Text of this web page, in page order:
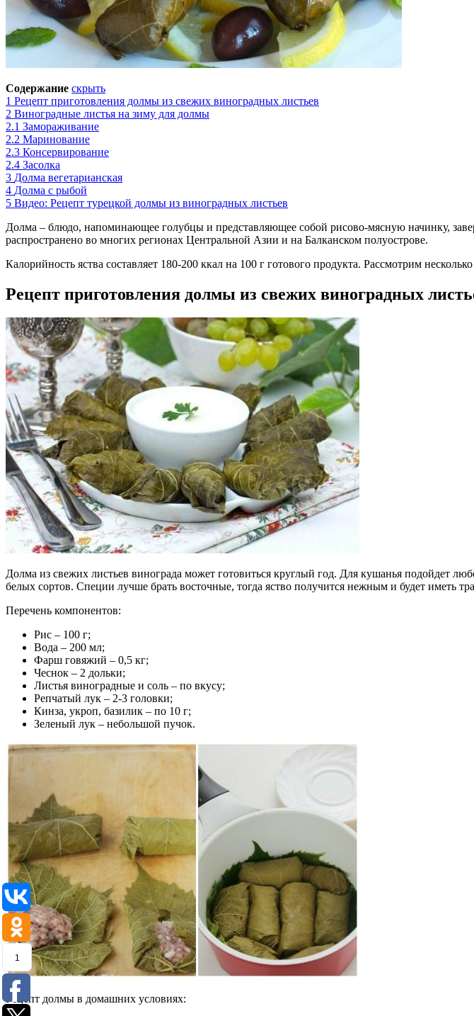
Содержание скрыть
1 Рецепт приготовления долмы из свежих виноградных листьев
2 Виноградные листья на зиму для долмы
2.1 Замораживание
2.2 Маринование
2.3 Консервирование
2.4 Засолка
3 Долма вегетарианская
4 Долма с рыбой
5 Видео: Рецепт турецкой долмы из виноградных листьев
Долма – блюдо, напоминающее голубцы и представляющее собой рисово-мясную начинку,
распространено во многих регионах Центральной Азии и на Балканском полуострове.
Калорийность яства составляет 180-200 ккал на 100 г готового продукта. Рассмотрим
Рецепт приготовления долмы из свежих виноградных
Долма из свежих листьев винограда может готовиться круглый год. Для кушанья подойдет
белых сортов. Специи лучше брать восточные, тогда яство получится нежным и будет иметь
Перечень компонентов:
Рис – 100 г;
Вода – 200 мл;
Фарш говяжий – 0,5 кг;
Чеснок – 2 дольки;
Листья виноградные и соль – по вкусу;
Репчатый лук – 2-3 головки;
Кинза, укроп, базилик – по 10 г;
Зеленый лук – небольшой пучок.
Рецепт долмы в домашних условиях:
1